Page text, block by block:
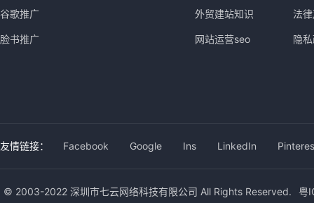
谷歌推广
脸书推广
外贸建站知识
网站运营seo
法
隐
友情链接： Facebook Google Ins LinkedIn
© 2003-2022 深圳市七云网络科技有限公司 All Rights Reserved. 粤